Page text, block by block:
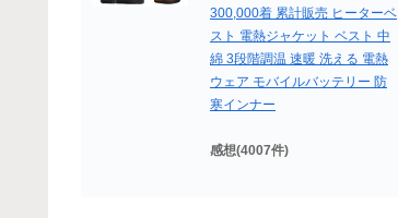
300,000着 累計販売 ヒーターベ
スト 電熱ジャケット ベスト 中
綿 3段階調温 速暖 洗える 電熱
ウェア モバイルバッテリー 防
寒インナー
感想(4007件)